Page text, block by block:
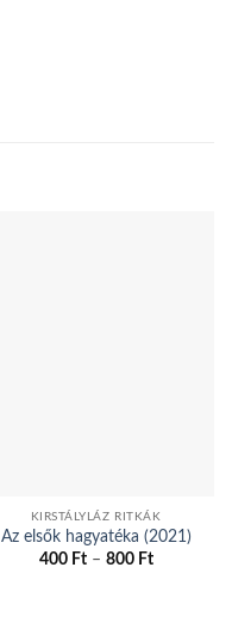
KIRSTÁLYLÁZ RITKÁK
Az elsők hagyatéka (2021)
400 Ft – 800 Ft